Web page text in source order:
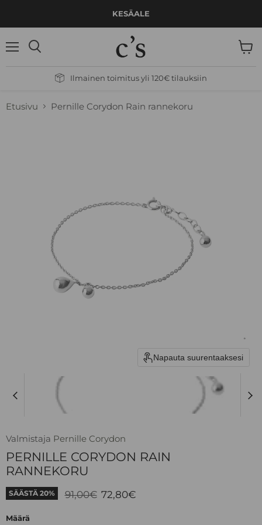
KESÄALE
Ilmainen toimitus yli 120€ tilauksiin
Etusivu Pernille Corydon Rain rannekoru
Napauta suurentaaksesi
Valmistaja Pernille Corydon
PERNILLE CORYDON RAIN
RANNEKORU
SÄÄSTÄ 20% Alkuperäinen hinta
91,00€ Nykyinen hinta
72,80€
Määrä